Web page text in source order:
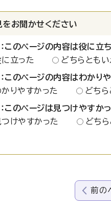
をお聞かせください
このページの内容は役に立
に立った
どちらとも
このページの内容はわかり
かりやすかった
どち
このページは見つけやすか
つけやすかった
どち
前の